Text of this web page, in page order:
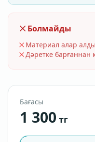
Болмайды
Материал алар
Дәретке барғаннан
Бағасы
1 300 тг